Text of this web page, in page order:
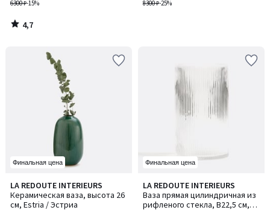
6300 ₽-15%
4,7
/
8300 ₽-25%
Финальная цена
LA REDOUTE INTERIEURS
Керамическая ваза, высота 26
см, Estria / Эстриа
4,6
/ 5
Финальная цена
LA REDOUTE INTERIEURS
Ваза прямая цилиндричная из
рифленого стекла, В22,5 см,
4,7
/ 5